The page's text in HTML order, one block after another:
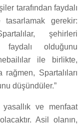
tarafından faydalı
gerekir:
şehirleri
olduğunu
ile birlikte,
rağmen, Spartalıları
düşündüler.”
ve menfaat
Asil olanın,